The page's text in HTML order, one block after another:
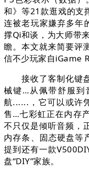
和》等21款逛戏的支
连被老玩家嫌弃多年
撑Qi和谈，为大师带
瞻。本文就来简要评
信不少玩家自iGame
接收了客制化键盘
械键…从佩带舒服到
航......，它可以或许
售…七彩虹正在内存
不只仅是倾听音频，
内存条、固态硬盘等
提到还有一款
盘“DIY”家族。